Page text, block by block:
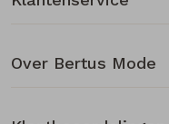
Over Bertus Mode